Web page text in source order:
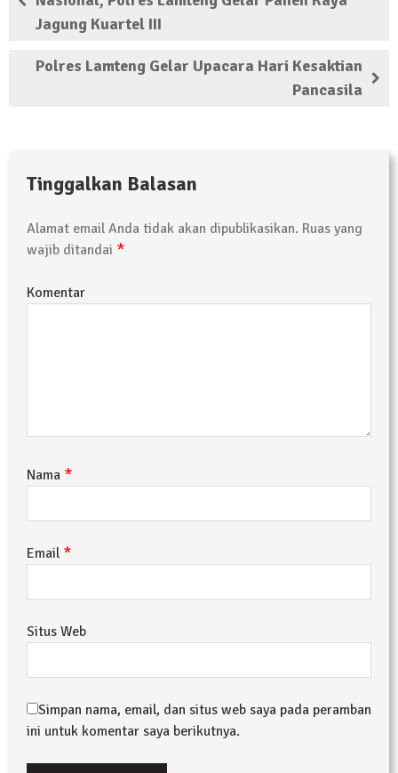
Jagung Kuartel III
Polres Lamteng Gelar Upacara Hari Kesaktian
Pancasila
Tinggalkan Balasan
Alamat email Anda tidak akan dipublikasikan. Ruas yang
wajib ditandai *
Komentar
Nama *
Email *
Situs Web
Simpan nama, email, dan situs web saya pada peramban
ini untuk komentar saya berikutnya.